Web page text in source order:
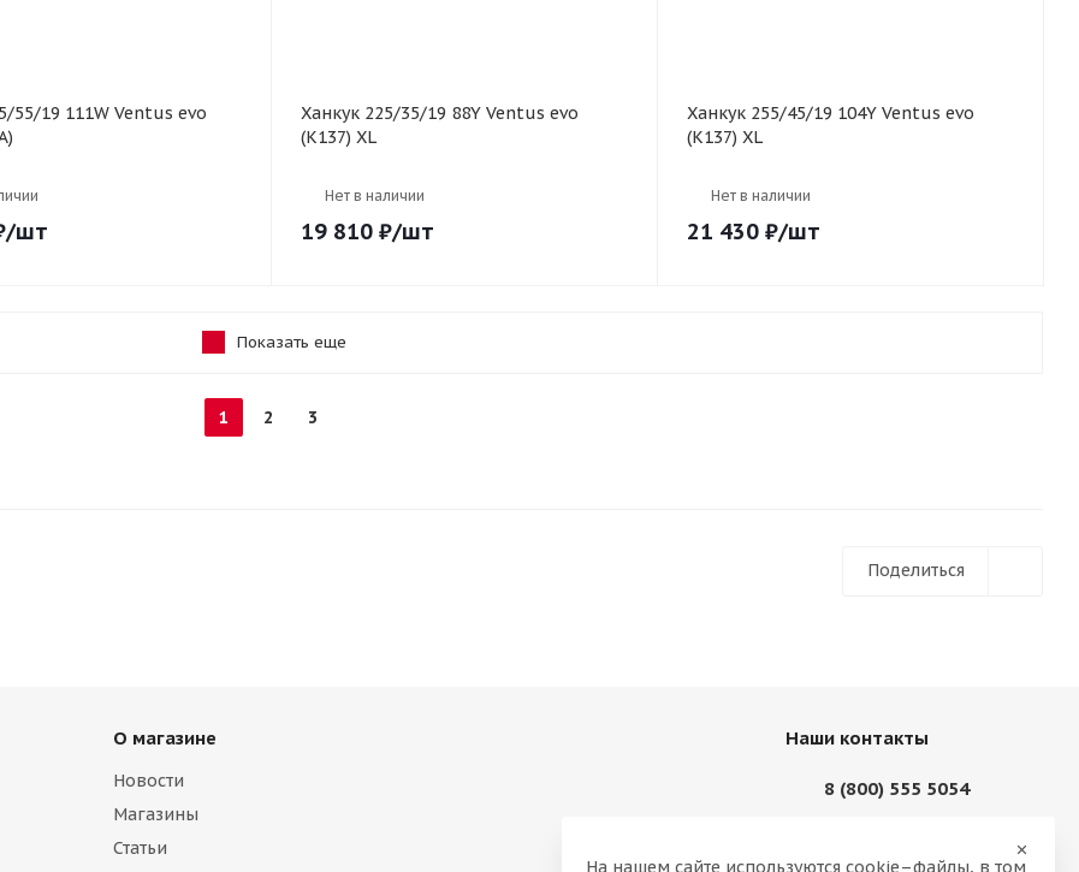
/шт
Ханкук 225/35/19 88Y Ventus evo
(K137) XL
Нет в наличии
19 810 ₽/шт
Ханкук 255/45/19 104Y Ventus evo
(K137) XL
Нет в наличии
21 430 ₽/шт
Показать еще
1 2 3
Поделиться
О магазине
Новости
Магазины
Статьи
Наши контакты
8 (800) 555 5054
На нашем сайте используются cookie–файлы, в том